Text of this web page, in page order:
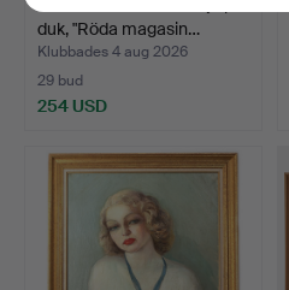
duk, "Röda magasin…
Klubbades 4 aug 2026
29 bud
254 USD